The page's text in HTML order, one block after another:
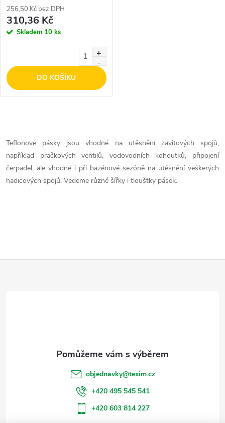
256,50 Kč bez DPH
310,36 Kč
Skladem 10 ks
DO KOŠÍKU
v
l
á
Teflonové pásky jsou vhodné na utěsnění závitových spojů,
například pračkových ventilů, vodovodních kohoutků, připojení
čerpadel, ale vhodné i při bazénové sezóně na utěsnění veškerých
hadicových spojů. Vedeme různé šířky i tloušťky pásek.
objednavky@texim.cz
+420 495 545 541
+420 603 814 227